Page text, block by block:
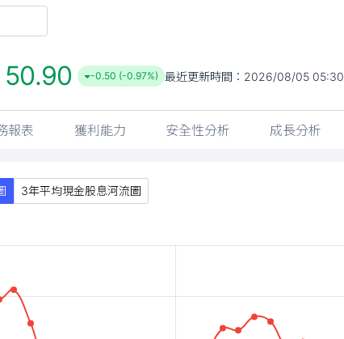
50.90 -0.50 (-0.97%) 最近更新時間： 2026/08/05 05:30
報表 獲利能力 安全性分析 成長分析
3年平均現金股息河流圖